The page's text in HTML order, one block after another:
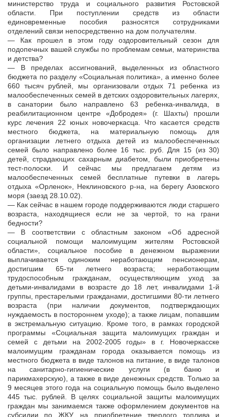
министерство труда и социального развития Ростовской
области. При поступлении средств из области
единовременные пособия разносятся сотрудниками
отделений связи непосредственно на дом получателям.
— Как прошел в этом году оздоровительный сезон для
подопечных вашей службы по проблемам семьи, материнства
и детства?
— В пределах ассигнований, выделенных из областного
бюджета по разделу «Социальная политика», а именно более
660 тысяч рублей, мы организовали отдых 71 ребенка из
малообеспеченных семей в детских оздоровительных лагерях,
в санатории было направлено 63 ребенка-инвалида, в
реабилитационном центре «Добродея» (г. Шахты) прошли
курс лечения 22 юных новочеркасца. Что касается средств
местного бюджета, на материальную помощь для
организации летнего отдыха детей из малообеспеченных
семей было направлено более 16 тыс. руб. Для 15 (из 30)
детей, страдающих сахарным диабетом, были приобретены
тест-полоски. И сейчас мы предлагаем детям из
малообеспеченных семей бесплатные путевки в лагерь
отдыха «Орленок», Неклиновского р-на, на берегу Азовского
моря (заезд 28.10.02).
— Как сейчас в нашем городе поддерживаются люди старшего
возраста, находящиеся если не за чертой, то на грани
бедности?
— В соответствии с областным законом «Об адресной
социальной помощи малоимущим жителям Ростовской
области», социальное пособие в денежном выражении
выплачивается одиноким неработающим пенсионерам,
достигшим 65-ти летнего возраста; неработающим
трудоспособным гражданам, осуществляющим уход за
детьми-инвалидами в возрасте до 18 лет, инвалидами 1-й
группы, престарелыми гражданами, достигшими 80-ти летнего
возраста (при наличии документов, подтверждающих
нуждаемость в постороннем уходе); а также лицам, попавшим
в экстремальную ситуацию. Кроме того, в рамках городской
программы «Социальная защита малоимущих граждан и
семей с детьми на 2002-2005 годы» в г. Новочеркасске
малоимущим гражданам города оказывается помощь из
местного бюджета в виде талонов на питание, в виде талонов
на санитарно-гигиенические услуги (в баню и
парикмахерскую), а также в виде денежных средств. Только за
9 месяцев этого года на социальную помощь было выделено
445 тыс. рублей. В целях социальной защиты малоимущих
граждан мы занимаемся также оформлением документов на
субсидии по ЖКУ, на приобретение твердого топлива и